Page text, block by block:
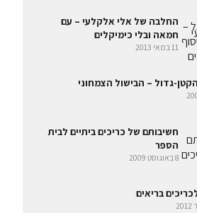
החלבה של אלי אלקלעי – עם
חמאה ובלי כימיקלים
11 במאי 2013
גדול – הבישול הצמחוני
חשיבותם של כריכים ביתיים לבית
הספר
8 באוגוסט 2009
בריאים